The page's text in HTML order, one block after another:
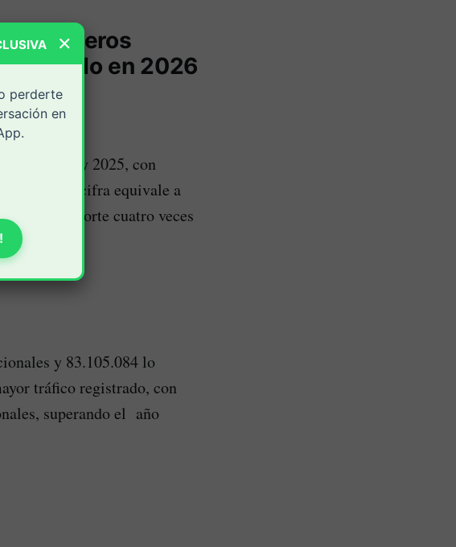
pasajeros
en 2026
2022 y 2025, con
país. Esta cifra equivale a
de transporte cuatro veces
y 83.105.084 lo
tráfico registrado, con
superando el año
×
perderte
en